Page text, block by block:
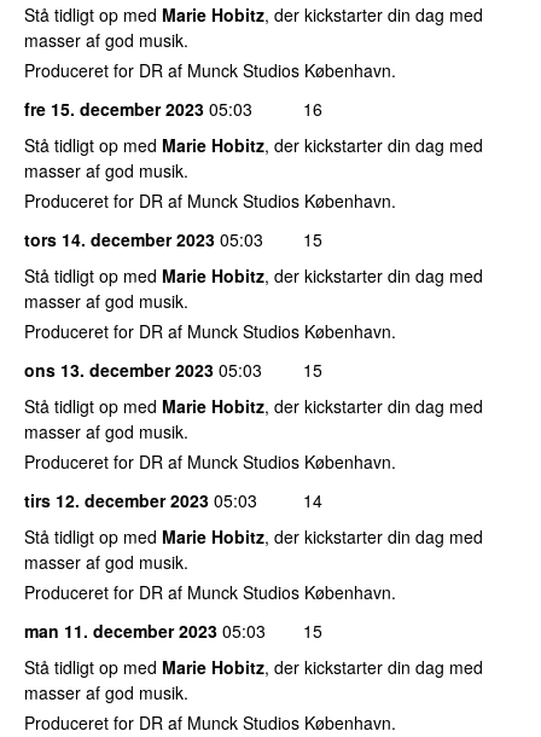
Stå tidligt op med Marie Hobitz, der kickstarter din dag med
masser af god musik.
Produceret for DR af Munck Studios København.
fre 15. december 2023 05:03
16
Stå tidligt op med Marie Hobitz, der kickstarter din dag med
masser af god musik.
Produceret for DR af Munck Studios København.
tors 14. december 2023 05:03
15
Stå tidligt op med Marie Hobitz, der kickstarter din dag med
masser af god musik.
Produceret for DR af Munck Studios København.
ons 13. december 2023 05:03
15
Stå tidligt op med Marie Hobitz, der kickstarter din dag med
masser af god musik.
Produceret for DR af Munck Studios København.
tirs 12. december 2023 05:03
14
Stå tidligt op med Marie Hobitz, der kickstarter din dag med
masser af god musik.
Produceret for DR af Munck Studios København.
man 11. december 2023 05:03
15
Stå tidligt op med Marie Hobitz, der kickstarter din dag med
masser af god musik.
Produceret for DR af Munck Studios København.